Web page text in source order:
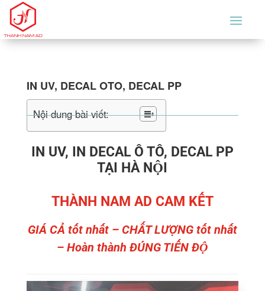
IN UV, DECAL OTO, DECAL PP
Nội dung bài viết:
IN UV, IN DECAL Ô TÔ, DECAL PP
TẠI HÀ NỘI
THÀNH NAM AD CAM KẾT
GIÁ CẢ tốt nhất – CHẤT LƯỢNG tốt nhất
– Hoàn thành ĐÚNG TIẾN ĐỘ